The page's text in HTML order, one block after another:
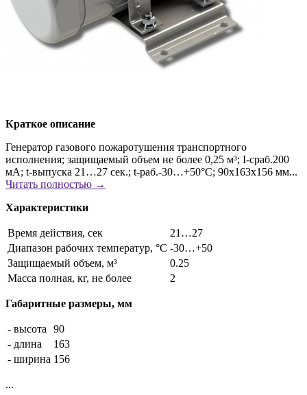
Краткое описание
Генератор газового пожаротушения транспортного
исполнения; защищаемый объем не более 0,25 м³; I-сраб.200
мА; t-выпуска 21…27 сек.; t-раб.-30…+50°С; 90х163х156 мм...
Читать полностью →
Характеристики
Время действия, сек
21…27
Диапазон рабочих температур, °С -30…+50
Защищаемый объем, м³
0.25
Масса полная, кг, не более
2
Габаритные размеры, мм
- высота
90
- длина
163
- ширина 156
...